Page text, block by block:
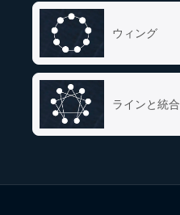
ウィング
ラインと統合